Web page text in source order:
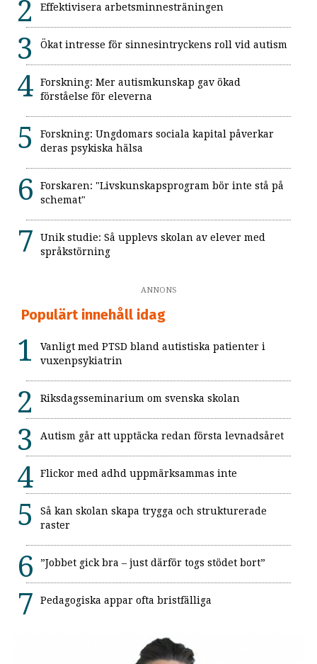
Effektivisera arbetsminnesträningen
Ökat intresse för sinnesintryckens roll vid autism
Forskning: Mer autismkunskap gav ökad
förståelse för eleverna
Forskning: Ungdomars sociala kapital påverkar
deras psykiska hälsa
Forskaren: "Livskunskapsprogram bör inte stå på
schemat"
Unik studie: Så upplevs skolan av elever med
språkstörning
ANNONS
Populärt innehåll idag
Vanligt med PTSD bland autistiska patienter i
vuxenpsykiatrin
Riksdagsseminarium om svenska skolan
Autism går att upptäcka redan första levnadsåret
Flickor med adhd uppmärksammas inte
Så kan skolan skapa trygga och strukturerade
raster
”Jobbet gick bra – just därför togs stödet bort”
Pedagogiska appar ofta bristfälliga